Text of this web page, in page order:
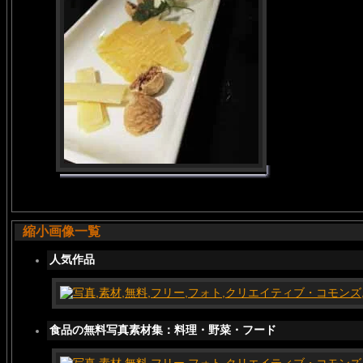
縮小画像一覧
人気作品
食品の無料写真素材集：料理・野菜・フード